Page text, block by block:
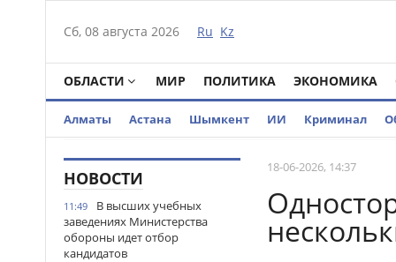
Сб, 08 августа 2026 Ru Kz
ОБЛАСТИ МИР ПОЛИТИКА ЭКОНОМИКА
Алматы Астана Шымкент ИИ Криминал
НОВОСТИ
11:49
В высших учебных
заведениях Министерства
обороны идет отбор
кандидатов
18-06-2026, 14:37